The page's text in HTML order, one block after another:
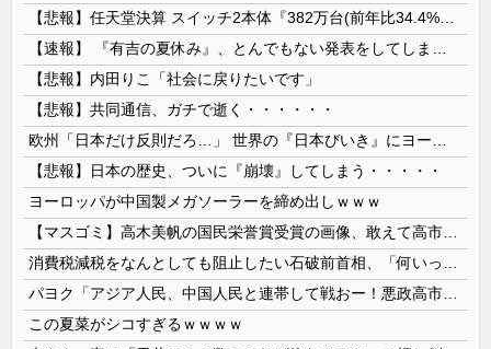
【悲報】内田りこ「社会に戻りたいです」
【悲報】共同通信、ガチで逝く・・・・・・
【悲報】日本の歴史、ついに『崩壊』してしまう・・・・・
ヨーロッパが中国製メガソーラーを締め出しｗｗｗ
この夏菜がシコすぎるｗｗｗｗ